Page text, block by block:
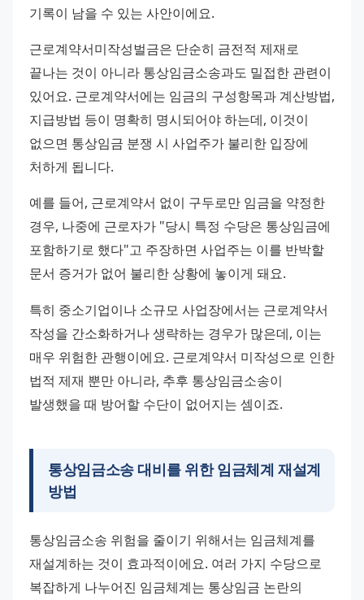
기록이 남을 수 있는 사안이에요.
근로계약서미작성벌금은 단순히 금전적 제재로
끝나는 것이 아니라 통상임금소송과도 밀접한 관련이
있어요. 근로계약서에는 임금의 구성항목과 계산방법,
지급방법 등이 명확히 명시되어야 하는데, 이것이
없으면 통상임금 분쟁 시 사업주가 불리한 입장에
처하게 됩니다.
예를 들어, 근로계약서 없이 구두로만 임금을 약정한
경우, 나중에 근로자가 "당시 특정 수당은 통상임금에
포함하기로 했다"고 주장하면 사업주는 이를 반박할
문서 증거가 없어 불리한 상황에 놓이게 돼요.
특히 중소기업이나 소규모 사업장에서는 근로계약서
작성을 간소화하거나 생략하는 경우가 많은데, 이는
매우 위험한 관행이에요. 근로계약서 미작성으로 인한
법적 제재 뿐만 아니라, 추후 통상임금소송이
발생했을 때 방어할 수단이 없어지는 셈이죠.
통상임금소송 대비를 위한 임금체계 재설계
방법
통상임금소송 위험을 줄이기 위해서는 임금체계를
재설계하는 것이 효과적이에요. 여러 가지 수당으로
복잡하게 나누어진 임금체계는 통상임금 논란의